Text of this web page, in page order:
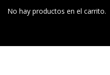
No hay productos en el carrito.